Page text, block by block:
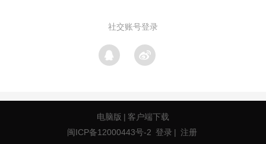
社交账号登录
电脑版 | 客户端下载
闽ICP备12000443号-2 登录 | 注册